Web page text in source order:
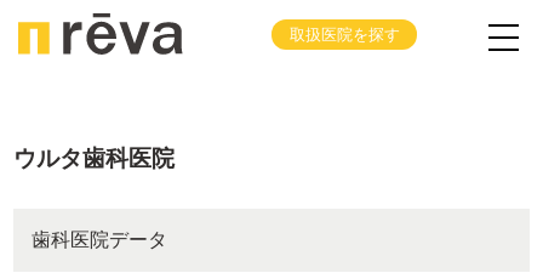
取扱医院を探す
ウルタ歯科医院
歯科医院データ